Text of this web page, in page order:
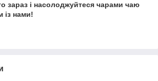
зараз і насолоджуйтеся чарами чаю
із нами!